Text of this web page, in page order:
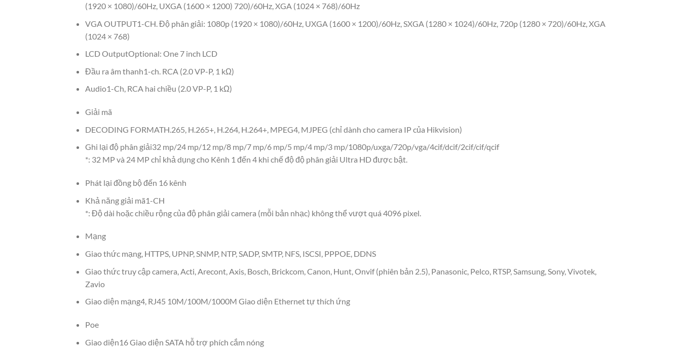
(1920 × 1080)/60Hz, UXGA (1600 × 1200) 720)/60Hz, XGA (1024 × 768)/60Hz
VGA OUTPUT1-CH. Độ phân giải: 1080p (1920 × 1080)/60Hz, UXGA (1600 × 1200)/60Hz, SXGA (1280 × 1024)/60Hz, 720p (1280 × 720)/60Hz, XGA
(1024 × 768)
LCD OutputOptional: One 7 inch LCD
Đầu ra âm thanh1-ch. RCA (2.0 VP-P, 1 kΩ)
Audio1-Ch, RCA hai chiều (2.0 VP-P, 1 kΩ)
Giải mã
DECODING FORMATH.265, H.265+, H.264, H.264+, MPEG4, MJPEG (chỉ dành cho camera IP của Hikvision)
Ghi lại độ phân giải32 mp/24 mp/12 mp/8 mp/7 mp/6 mp/5 mp/4 mp/3 mp/1080p/uxga/720p/vga/4cif/dcif/2cif/cif/qcif
*: 32 MP và 24 MP chỉ khả dụng cho Kênh 1 đến 4 khi chế độ độ phân giải Ultra HD được bật.
Phát lại đồng bộ đến 16 kênh
Khả năng giải mã1-CH
*: Độ dài hoặc chiều rộng của độ phân giải camera (mỗi bản nhạc) không thể vượt quá 4096 pixel.
Mạng
Giao thức mạng, HTTPS, UPNP, SNMP, NTP, SADP, SMTP, NFS, ISCSI, PPPOE, DDNS
Giao thức truy cập camera, Acti, Arecont, Axis, Bosch, Brickcom, Canon, Hunt, Onvif (phiên bản 2.5), Panasonic, Pelco, RTSP, Samsung, Sony, Vivotek,
Zavio
Giao diện mạng4, RJ45 10M/100M/1000M Giao diện Ethernet tự thích ứng
Poe
Giao diện16 Giao diện SATA hỗ trợ phích cắm nóng